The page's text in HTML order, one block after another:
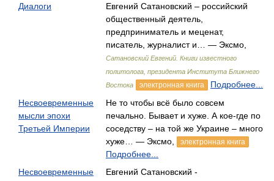
Диалоги
Евгений Сатановский – российский
общественный деятель,
предприниматель и меценат,
писатель, журналист и… — Эксмо,
Сатановский Евгений. Книги известного
политолога, президента Института Ближнего
Востока
электронная книга
Подробнее...
Несвоевременные
мысли эпохи
Третьей Империи
Не то чтобы всё было совсем
печально. Бывает и хуже. А кое-где по
соседству – на той же Украине – много
хуже… — Эксмо,
электронная книга
Подробнее...
Несвоевременные
Евгений Сатановский -